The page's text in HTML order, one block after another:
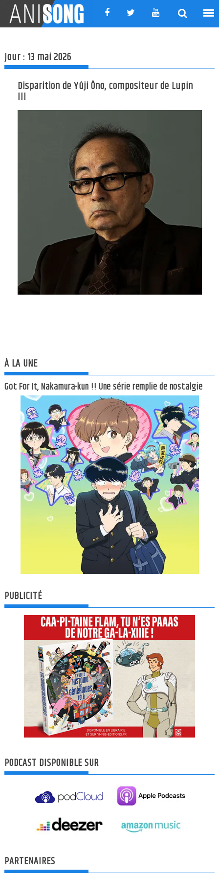
content
Jour :13 mai 2026
Disparition de Yûji Ôno, compositeur de Lupin
III
À LA UNE
Got For It, Nakamura-kun !! Une série remplie de nostalgie
PUBLICITÉ
PODCAST DISPONIBLE SUR
PARTENAIRES